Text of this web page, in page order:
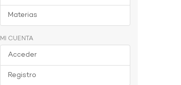
Materias
MI CUENTA
Acceder
Registro